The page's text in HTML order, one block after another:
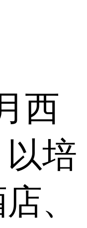
西
培
、